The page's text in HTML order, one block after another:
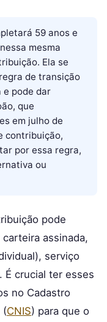
59 anos e
mesma
Ela se
de transição
e pode dar
que
em julho de
contribuição,
por essa regra,
ou
pode
assinada,
serviço
É crucial ter esses
no Cadastro
(CNIS) para que o